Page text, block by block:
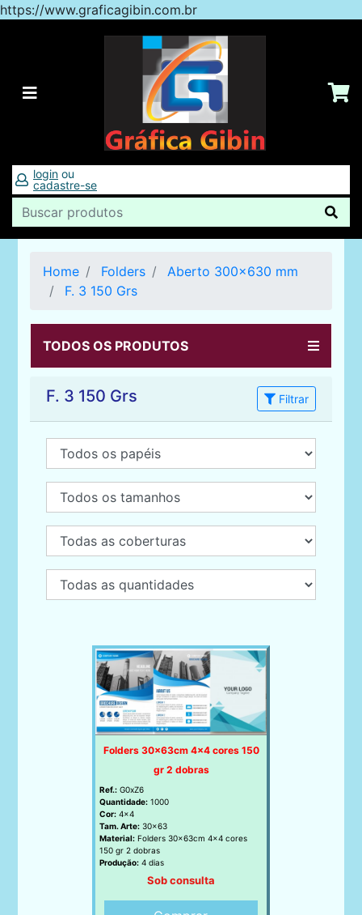
https://www.graficagibin.com.br
login ou
cadastre-se
Home Folders
Aberto 300x630 mm
F. 3 150 Grs
TODOS OS PRODUTOS
F. 3 150 Grs Filtrar
Folders 30x63cm 4x4 cores 150
gr 2 dobras
Ref.: G0xZ6
Quantidade: 1000
Cor: 4x4
Tam. Arte: 30x63
Material: Folders 30x63cm 4x4 cores
150 gr 2 dobras
Produção: 4 dias
Sob consulta